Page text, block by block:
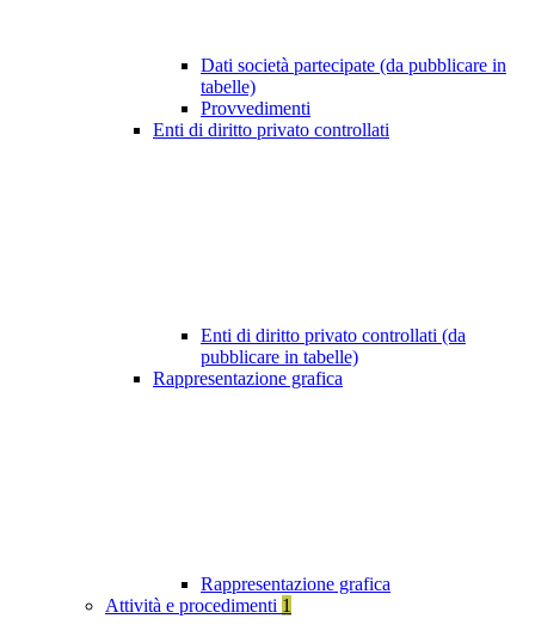
Dati società partecipate (da pubblicare in
tabelle)
Provvedimenti
Enti di diritto privato controllati
Enti di diritto privato controllati (da
pubblicare in tabelle)
Rappresentazione grafica
Rappresentazione grafica
Attività e procedimenti 1